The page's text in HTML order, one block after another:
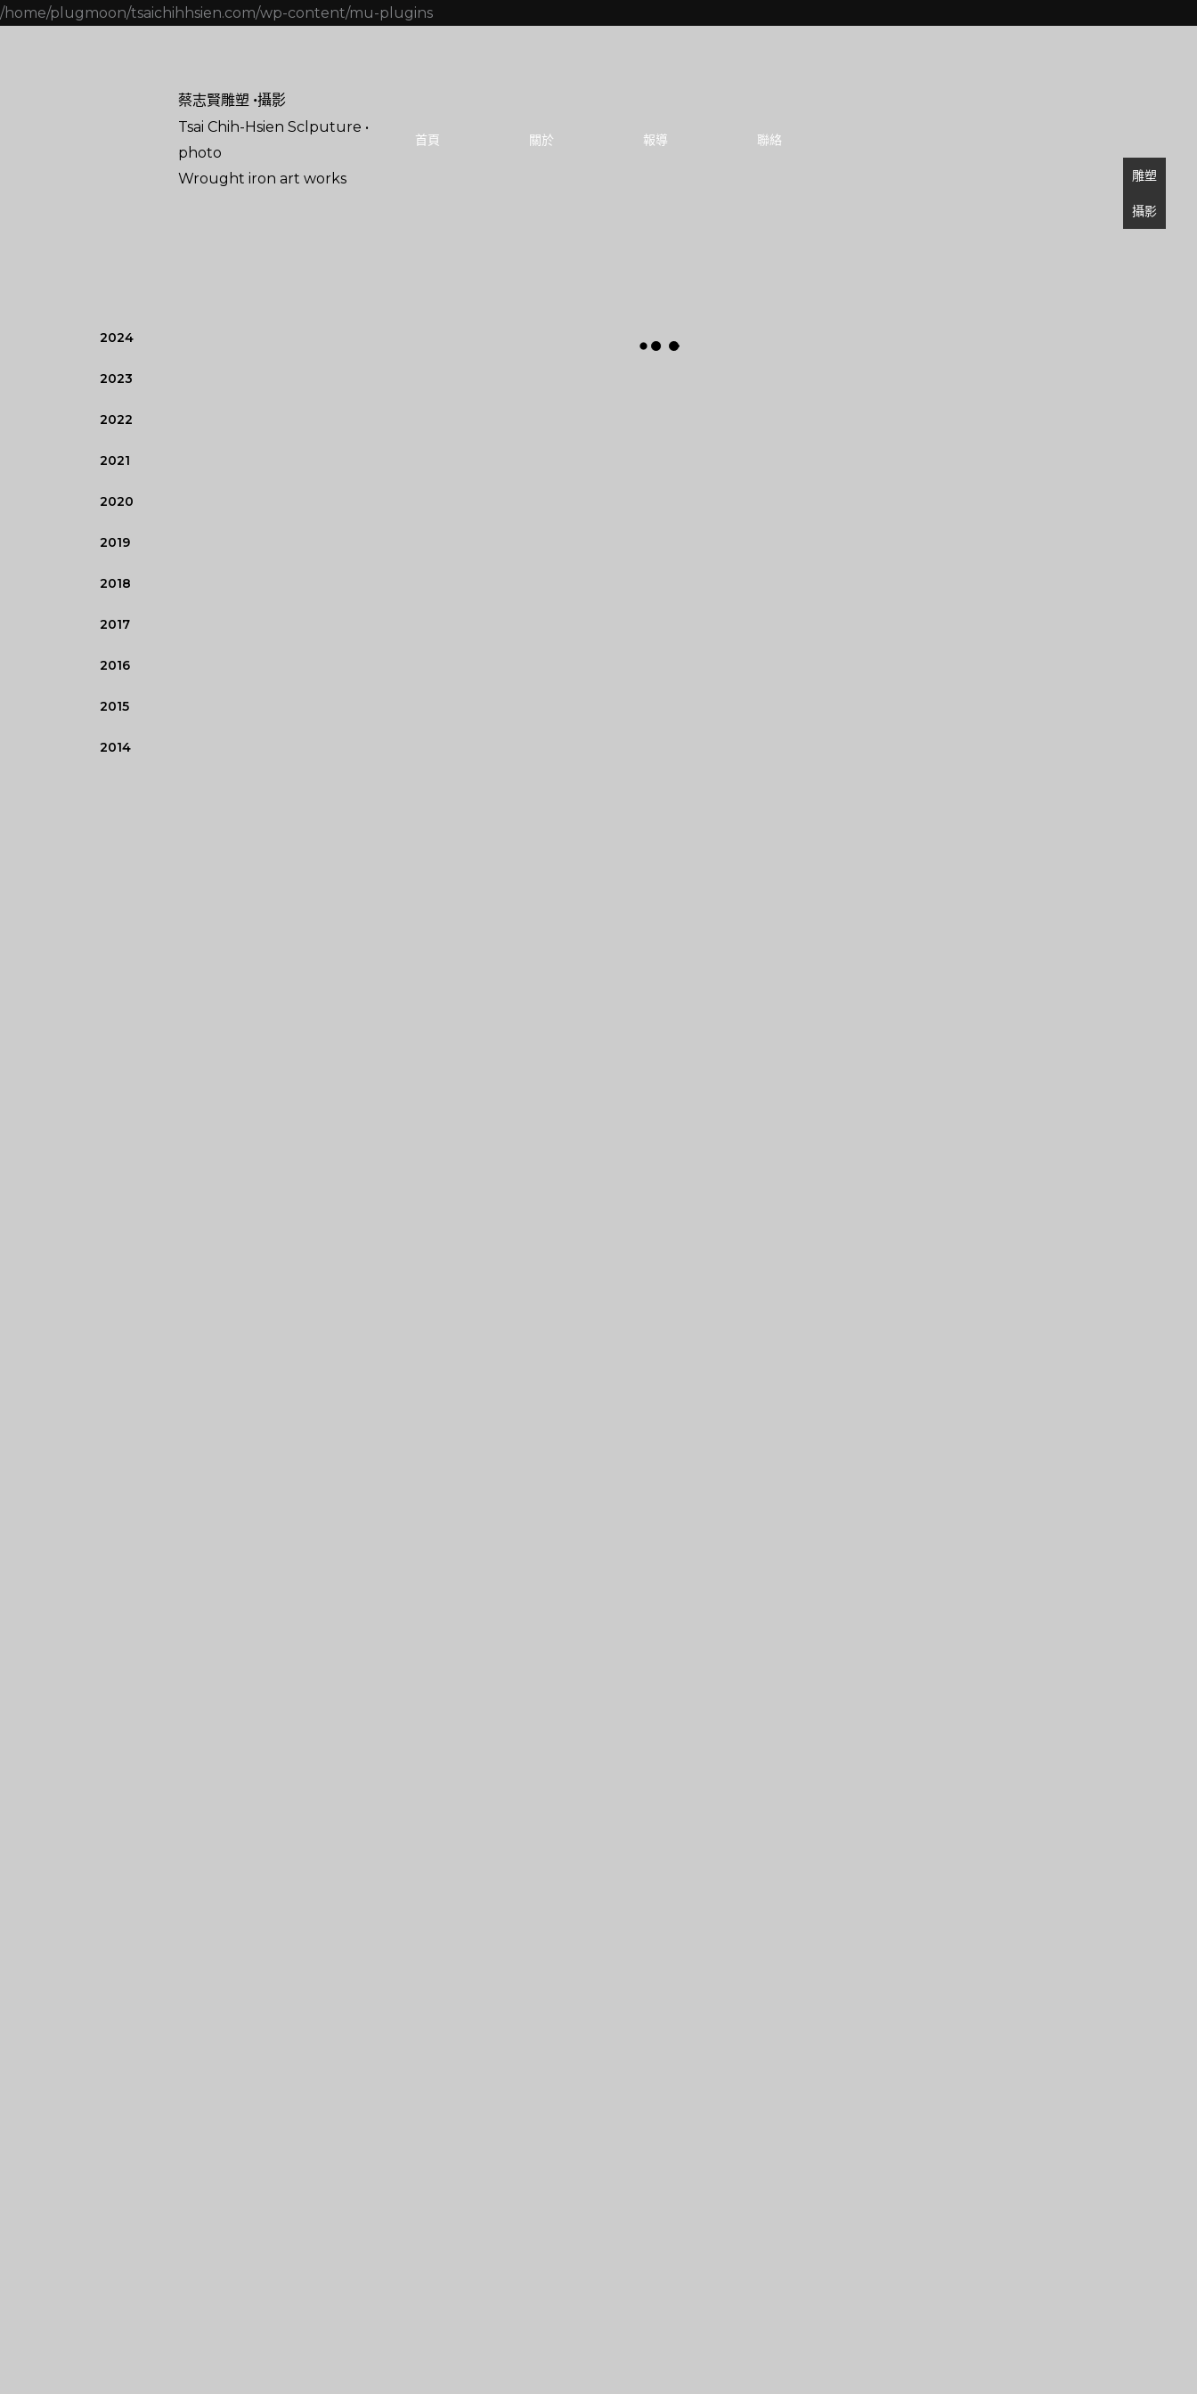
/home/plugmoon/tsaichihhsien.com/wp-content/mu-plugins跳
容
首頁 關於 報導 聯絡
雕塑
攝影
蔡志賢雕塑 •攝影
Tsai Chih-Hsien Sclputure •
photo
Wrought iron art works
2024
2023
2022
2021
2020
2019
2018
2017
2016
2015
2014